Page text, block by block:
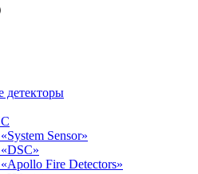
детекторы
Sensor»
Fire Detectors»